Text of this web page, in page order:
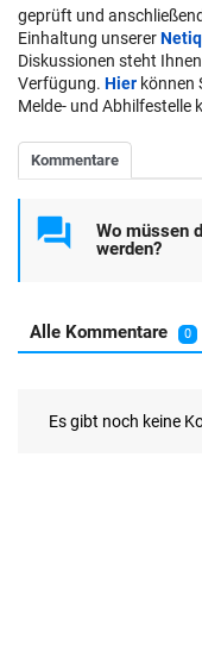
geprüft und
Einhaltung unserer
Diskussionen steht
Verfügung. Hier können
Melde- und Abhilfestelle